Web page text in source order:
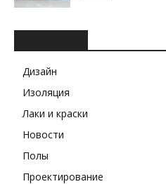
Дизайн
Изоляция
Лаки и краски
Новости
Полы
Проектирование